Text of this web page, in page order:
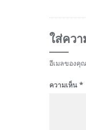
ใส่ควา
อีเมลของคุ
ความเห็น *